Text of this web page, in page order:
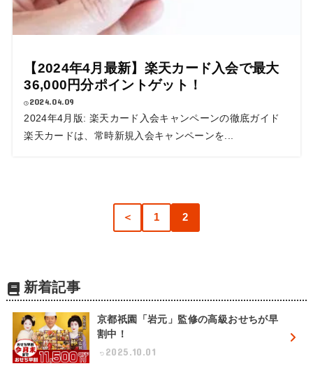
【2024年4月最新】楽天カード入会で最大
36,000円分ポイントゲット！
2024.04.09
2024年4月版: 楽天カード入会キャンペーンの徹底ガイド
楽天カードは、常時新規入会キャンペーンを...
＜ 1 2
新着記事
京都祇園「岩元」監修の高級おせちが早
割中！
2025.10.01